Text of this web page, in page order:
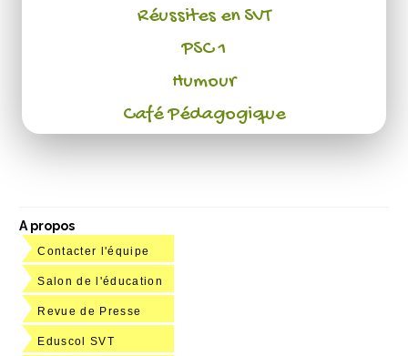
Réussites en SVT
PSC 1
Humour
Café Pédagogique
A propos
Contacter l'équipe
Salon de l'éducation
Revue de Presse
Eduscol SVT